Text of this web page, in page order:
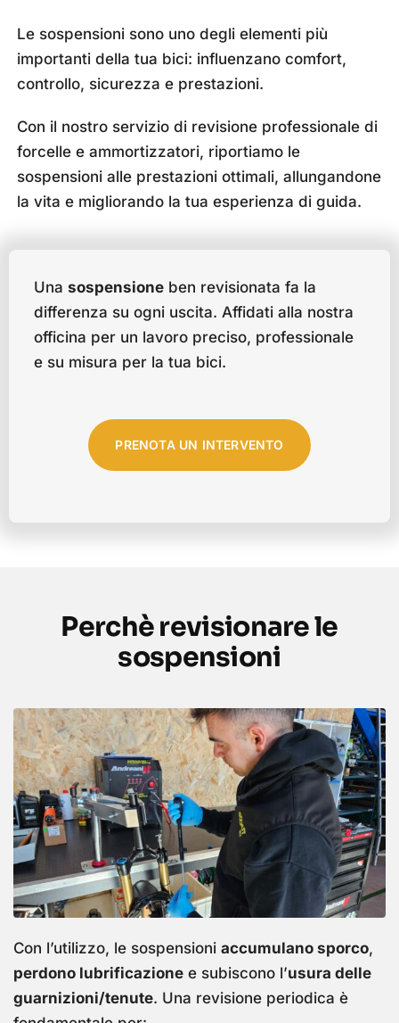
Le sospensioni sono uno degli elementi più
importanti della tua bici: influenzano comfort,
controllo, sicurezza e prestazioni.
Con il nostro servizio di revisione professionale di
forcelle e ammortizzatori, riportiamo le
sospensioni alle prestazioni ottimali, allungandone
la vita e migliorando la tua esperienza di guida.
Una sospensioneben revisionata fa la
differenza su ogni uscita. Affidati alla nostra
officina per un lavoro preciso, professionale
e su misura per la tua bici.
PRENOTA UN INTERVENTO
Perchè revisionare le
sospensioni
Con l’utilizzo, le sospensioni accumulano sporco,
perdono lubrificazionee subiscono l’usura delle
guarnizioni/tenute. Una revisione periodica è